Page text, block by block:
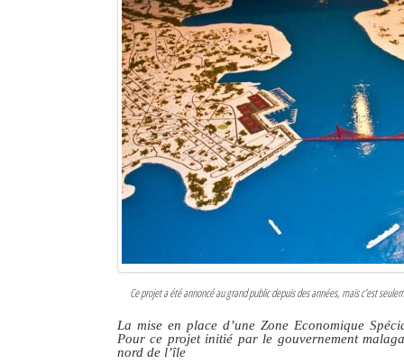
Sites touristiques
Diego Suarez Pratique
Les Petites Annonces
La Tribune de Diego en PDF
Ce projet a été annoncé au grand public depuis des années, mais c’est
La mise en place d’une Zone Economique
Pour ce projet initié par le gouvernement
nord de l’île